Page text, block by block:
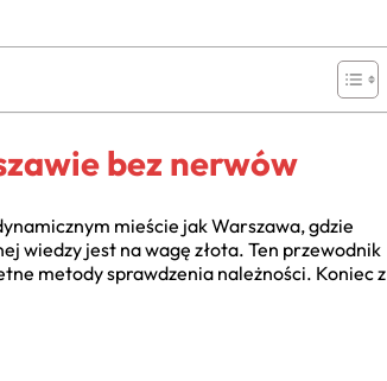
bez nerwów
mieście jak Warszawa, gdzie
wiedzy jest na wagę złota. Ten przewodnik
metody sprawdzenia należności. Koniec z